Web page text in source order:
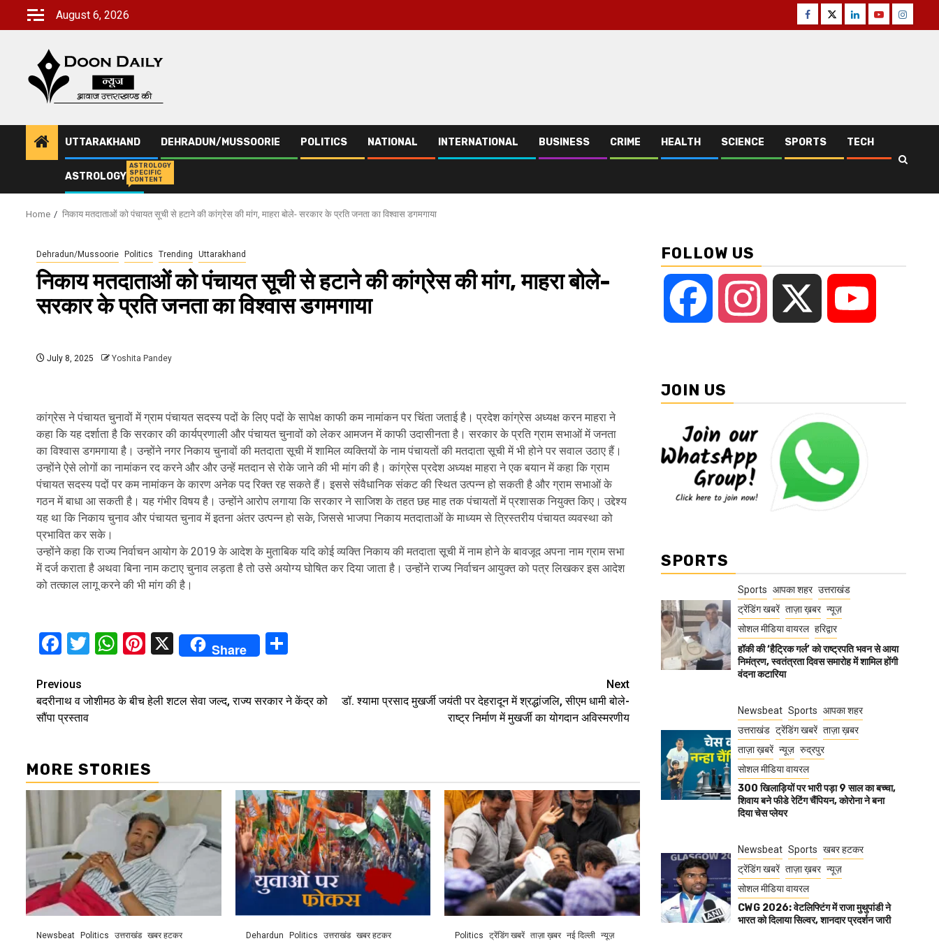
August 6, 2026 Facebook
TwitterLinkedinYoutube
UTTARAKHAND DEHRADUN/MUSSOORIE POLITICS NATIONAL INTERNATIONAL BUSINESS CRIME HEALTH SCIENCE SPORTS TECH
ASTROLOGY
ASTROLOGY
SPECIFIC
CONTENT
Home निकाय मतदाताओं को पंचायत सूची से हटाने की कांग्रेस की मांग, माहरा बोले- सरकार के प्रति जनता का विश्वास डगमगाया
Dehradun/Mussoorie Politics Trending Uttarakhand
निकाय मतदाताओं को पंचायत सूची से हटाने की कांग्रेस की मांग, माहरा बोले-
सरकार के प्रति जनता का विश्वास डगमगाया
July 8, 2025 Yoshita Pandey
कांग्रेस ने पंचायत चुनावों में ग्राम पंचायत सदस्य पदों के लिए पदों के सापेक्ष काफी कम नामांकन पर चिंता जताई है। प्रदेश कांग्रेस अध्यक्ष करन माहरा ने
कहा कि यह दर्शाता है कि सरकार की कार्यप्रणाली और पंचायत चुनावों को लेकर आमजन में काफी उदासीनता है। सरकार के प्रति ग्राम सभाओं में जनता
का विश्वास डगमगाया है। उन्होंने नगर निकाय चुनावों की मतदाता सूची में शामिल व्यक्तियों के नाम पंचायतों की मतदाता सूची में भी होने पर सवाल उठाए हैं।
उन्होंने ऐसे लोगों का नामांकन रद करने और और उन्हें मतदान से रोके जाने की भी मांग की है। कांग्रेस प्रदेश अध्यक्ष माहरा ने एक बयान में कहा कि ग्राम
पंचायत सदस्य पदों पर कम नामांकन के कारण अनेक पद रिक्त रह सकते हैं। इससे संवैधानिक संकट की स्थित उत्पन्न हो सकती है और ग्राम सभाओं के
गठन में बाधा आ सकती है। यह गंभीर विषय है। उन्होंने आरोप लगाया कि सरकार ने साजिश के तहत छह माह तक पंचायतों में प्रशासक नियुक्त किए। उद्देश्य
यह था कि निकाय चुनाव और पंचायत चुनाव में इतना अंतर उत्पन्न हो सके, जिससे भाजपा निकाय मतदाताओं के माध्यम से त्रिस्तरीय पंचायत व्यवस्था को
प्रभावित कर सके।
उन्होंने कहा कि राज्य निर्वाचन आयोग के 2019 के आदेश के मुताबिक यदि कोई व्यक्ति निकाय की मतदाता सूची में नाम होने के बावजूद अपना नाम ग्राम सभा
में दर्ज कराता है अथवा बिना नाम कटाए चुनाव लड़ता है तो उसे अयोग्य घोषित कर दिया जाता है। उन्होंने राज्य निर्वाचन आयुक्त को पत्र लिखकर इस आदेश
को तत्काल लागू करने की भी मांग की है।
Facebook
Twitter
WhatsApp
Pinterest
X Share
Continue
Reading
Previous
बदरीनाथ व जोशीमठ के बीच हेली शटल सेवा जल्द, राज्य सरकार ने केंद्र को
सौंपा प्रस्ताव
Next
डॉ. श्यामा प्रसाद मुखर्जी जयंती पर देहरादून में श्रद्धांजलि, सीएम धामी बोले-
राष्ट्र निर्माण में मुखर्जी का योगदान अविस्मरणीय
MORE STORIES
Newsbeat Politics उत्तराखंड खबर हटकर
Dehardun Politics उत्तराखंड खबर हटकर
Politics ट्रेंडिंग खबरें ताज़ा ख़बर नई दिल्ली न्यूज़
FOLLOW US
Facebook Instagram
JOIN US
SPORTS
Sports आपका शहर उत्तराखंड
ट्रेंडिंग खबरें ताज़ा ख़बर न्यूज़
सोशल मीडिया वायरल हरिद्वार
हॉकी की ‘हैट्रिक गर्ल’ को राष्ट्रपति भवन से आया
निमंत्रण, स्वतंत्रता दिवस समारोह में शामिल होंगी
वंदना कटारिया
Newsbeat Sports आपका शहर
उत्तराखंड ट्रेंडिंग खबरें ताज़ा ख़बर
ताज़ा ख़बरें न्यूज़ रुद्रपुर
सोशल मीडिया वायरल
300 खिलाड़ियों पर भारी पड़ा 9 साल का बच्चा,
शिवाय बने फीडे रेटिंग चैंपियन, कोरोना ने बना
दिया चेस प्लेयर
Newsbeat Sports खबर हटकर
ट्रेंडिंग खबरें ताज़ा ख़बर न्यूज़
सोशल मीडिया वायरल
CWG 2026: वेटलिफ्टिंग में राजा मुथुपांडी ने
भारत को दिलाया सिल्वर, शानदार प्रदर्शन जारी